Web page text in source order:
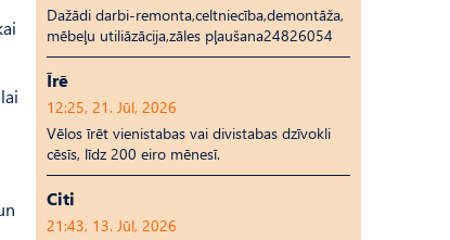
Dažādi darbi-remonta,celtniecība,demontāža,
mēbeļu utiliāzācija,zāles pļaušana24826054
Īrē
12:25, 21. Jūl, 2026
Vēlos īrēt vienistabas vai divistabas dzīvokli
cēsīs, līdz 200 eiro mēnesī.
Citi
21:43, 13. Jūl, 2026